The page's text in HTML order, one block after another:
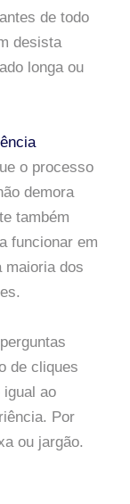
de todo
desista
longa ou
o processo
demora
também
funcionar em
maioria dos
de cliques
ao
Por
ou jargão.